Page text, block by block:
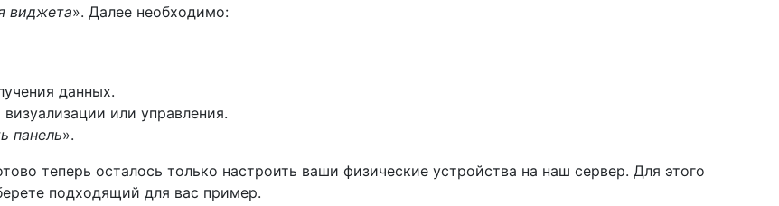
виджета». Далее необходимо:
данных.
или управления.
панель».
теперь осталось только настроить ваши физические устройства на наш сервер. Для этого
подходящий для вас пример.